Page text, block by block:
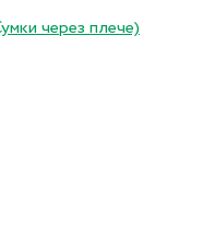
через плече)